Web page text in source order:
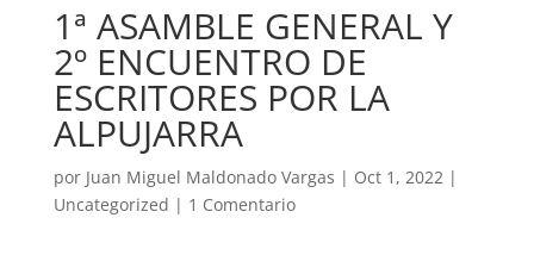
1ª ASAMBLE GENERAL Y
2º ENCUENTRO DE
ESCRITORES POR LA
ALPUJARRA
por Juan Miguel Maldonado Vargas | Oct 1, 2022|
Uncategorized | 1 Comentario